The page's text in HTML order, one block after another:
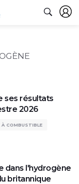
ses résultats
2026
À COMBUSTIBLE
dans l'hydrogène
britannique